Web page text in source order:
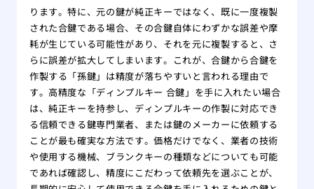
ります。特に、元の鍵が純正キーではなく、既に一度複製
された合鍵である場合、その合鍵自体にわずかな誤差や摩
耗が生じている可能性があり、それを元に複製すると、さ
らに誤差が拡大してしまいます。これが、合鍵から合鍵を
作製する「孫鍵」は精度が落ちやすいと言われる理由で
す。高精度な「ディンプルキー 合鍵」を手に入れたい場合
は、純正キーを持参し、ディンプルキーの作製に対応でき
る信頼できる鍵専門業者、または鍵のメーカーに依頼する
ことが最も確実な方法です。価格だけでなく、業者の技術
や使用する機械、ブランクキーの種類などについても可能
であれば確認し、精度にこだわって依頼先を選ぶことが、